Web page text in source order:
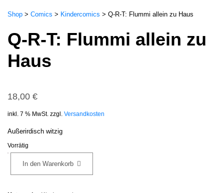
Shop > Comics > Kindercomics > Q-R-T: Flummi allein zu Haus
Q-R-T: Flummi allein zu
Haus
18,00 €
inkl. 7 % MwSt. zzgl. Versandkosten
Außerirdisch witzig
Vorrätig
R-
In den Warenkorb